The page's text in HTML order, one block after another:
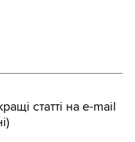
статті на e-mail